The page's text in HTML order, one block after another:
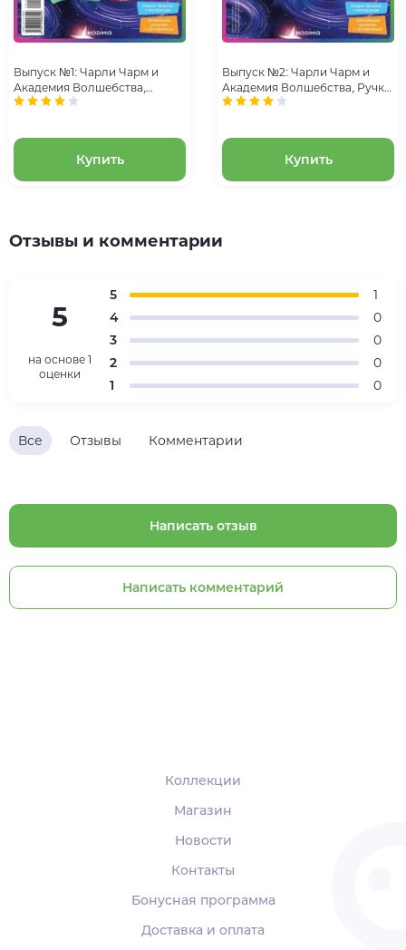
Выпуск №1: Чарли Чарм и
Академия Волшебства,
Бумага превратилась в
Купить
Выпуск №2: Чарли Чарм и
Академия Волшебства, Ручка
прошла насквозь
Купить
Отзывы и комментарии
Все Отзывы Комментарии
Написать отзыв
Написать комментарий
5
на основе 1
оценки
5
1
4
0
3
0
2
0
1
0
Коллекции
Магазин
Новости
Контакты
Бонусная программа
Доставка и оплата